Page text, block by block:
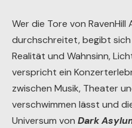
Wer die Tore von RavenHill
durchschreitet, begibt sich
Realität und Wahnsinn,
verspricht ein
zwischen Musik, Theater
verschwimmen lässt und
Universum von Dark